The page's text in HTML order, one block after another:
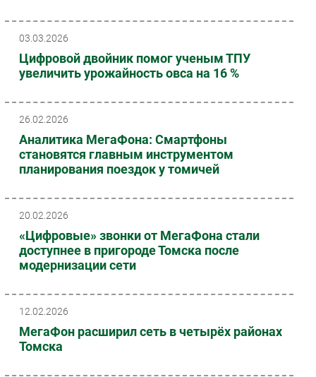
03.03.2026
Цифровой двойник помог ученым ТПУ
увеличить урожайность овса на 16 %
26.02.2026
Аналитика МегаФона: Смартфоны
становятся главным инструментом
планирования поездок у томичей
20.02.2026
«Цифровые» звонки от МегаФона стали
доступнее в пригороде Томска после
модернизации сети
12.02.2026
МегаФон расширил сеть в четырёх районах
Томска